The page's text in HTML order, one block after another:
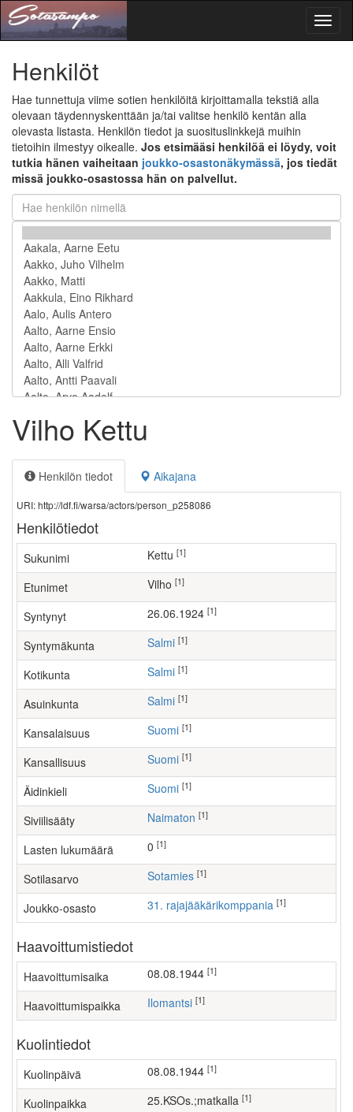
Henkilöt
Hae tunnettuja viime sotien henkilöitä kirjoittamalla tekstiä alla
olevaan täydennyskenttään ja/tai valitse henkilö kentän alla
olevasta listasta. Henkilön tiedot ja suosituslinkkejä muihin
tietoihin ilmestyy oikealle. Jos etsimääsi henkilöä ei löydy, voit
tutkia hänen vaiheitaan joukko-osastonäkymässä, jos tiedät
missä joukko-osastossa hän on palvellut.
Vilho Kettu
Henkilön tiedot Aikajana
URI: http://ldf.fi/warsa/actors/person_p258086
Henkilötiedot
Sukunimi Kettu [1]
Etunimet Vilho [1]
Syntynyt 26.06.1924 [1]
Syntymäkunta Salmi [1]
Kotikunta Salmi [1]
Asuinkunta Salmi [1]
Kansalaisuus Suomi [1]
Kansallisuus Suomi [1]
Äidinkieli Suomi [1]
Siviilisääty Naimaton [1]
Lasten lukumäärä [1]
Sotilasarvo Sotamies [1]
Joukko-osasto 31. rajajääkärikomppania [1]
Haavoittumistiedot
Haavoittumisaika 08.08.1944 [1]
Haavoittumispaikka Ilomantsi [1]
Kuolintiedot
Kuolinpäivä 08.08.1944 [1]
Kuolinpaikka 25.KSOs.;matkalla [1]